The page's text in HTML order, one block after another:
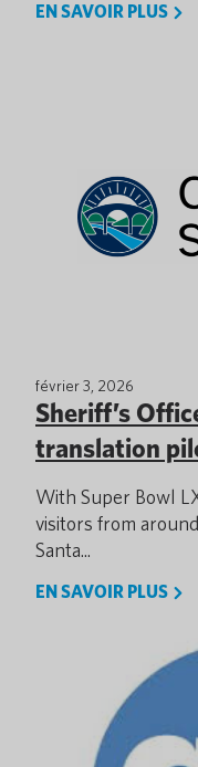
EN SAVOIR PLUS
février 3, 2026
Sheriff’s
translation
With Super Bowl
visitors from
Santa...
EN SAVOIR PLUS